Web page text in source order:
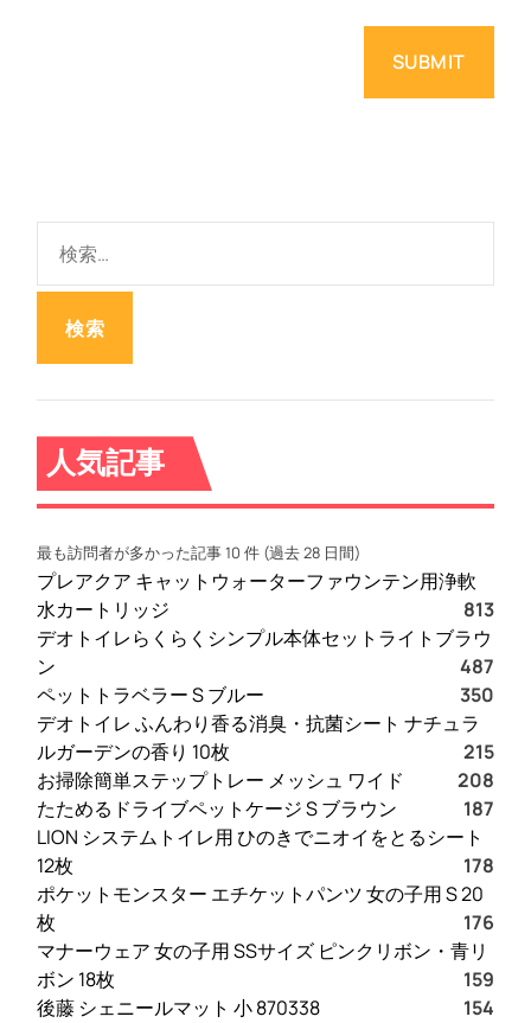
:
人気記事
最も訪問者が多かった記事 10 件 (過去 28 日間)
プレアクア キャットウォーターファウンテン用浄軟
水カートリッジ
813
デオトイレらくらくシンプル本体セットライトブラウ
ン
487
ペットトラベラー S ブルー
350
デオトイレ ふんわり香る消臭・抗菌シート ナチュラ
ルガーデンの香り 10枚
215
お掃除簡単ステップトレー メッシュ ワイド
208
たためるドライブペットケージ S ブラウン
187
LION システムトイレ用 ひのきでニオイをとるシート
12枚
178
ポケットモンスター エチケットパンツ 女の子用 S 20
枚
176
マナーウェア 女の子用 SSサイズ ピンクリボン・青リ
ボン 18枚
159
後藤 シェニールマット 小 870338
154